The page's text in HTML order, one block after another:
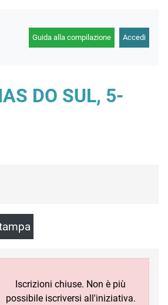
Guida alla compilazione Accedi
DO SUL, 5-
Iscrizioni chiuse. Non è più
possibile iscriversi all'iniziativa.